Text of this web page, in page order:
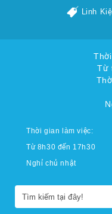
Linh
Từ
Thời gian làm việc:
Từ 8h30 đến 17h30
Nghỉ chủ nhật